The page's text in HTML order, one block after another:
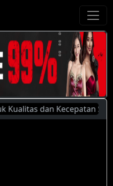
dan Kecepatan